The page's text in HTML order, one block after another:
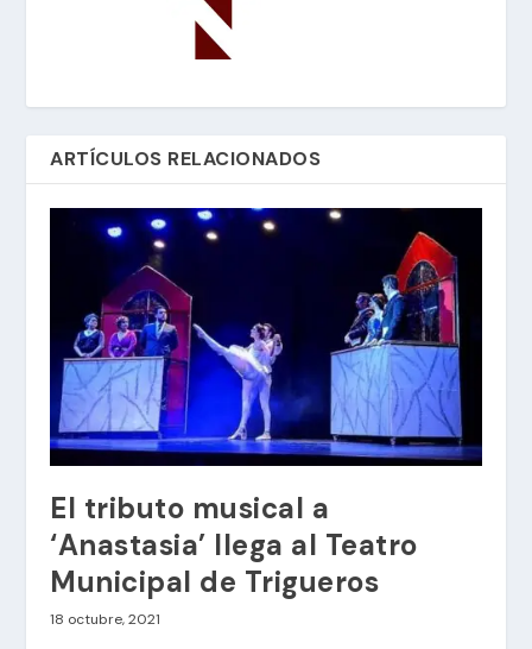
ARTÍCULOS RELACIONADOS
El tributo musical a
‘Anastasia’ llega al Teatro
Municipal de Trigueros
18 octubre, 2021